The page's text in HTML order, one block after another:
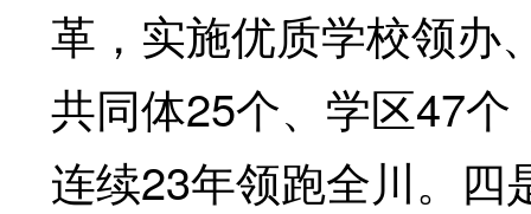
革，实施优质学校领办
共同体25个、学区47
连续23年领跑全川。四